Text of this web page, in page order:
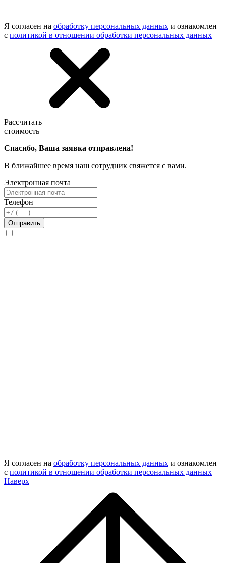
Я согласен на обработку персональных данных и ознакомлен
с политикой в отношении обработки персональных данных
Рассчитать
стоимость
Спасибо, Ваша заявка отправлена!
В ближайшее время наш сотрудник свяжется с вами.
Электронная почта
Телефон
Отправить
Я согласен на обработку персональных данных и ознакомлен
с политикой в отношении обработки персональных данных
Наверх